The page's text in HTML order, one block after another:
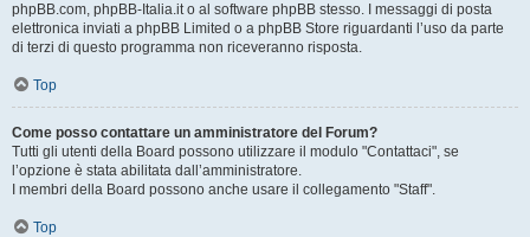
phpBB.com, phpBB-Italia.it o al software phpBB stesso. I messaggi di posta
elettronica inviati a phpBB Limited o a phpBB Store riguardanti l’uso da parte
di terzi di questo programma non riceveranno risposta.
Top
Come posso contattare un amministratore del Forum?
Tutti gli utenti della Board possono utilizzare il modulo "Contattaci", se
l’opzione è stata abilitata dall’amministratore.
I membri della Board possono anche usare il collegamento "Staff".
Top